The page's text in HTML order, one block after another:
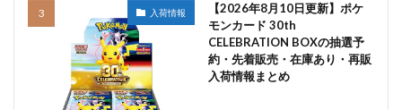
入荷情報
【2026年8月10日更新】ポケ
モンカード 30th
CELEBRATION BOXの抽選予
約・先着販売・在庫あり・再販
入荷情報まとめ